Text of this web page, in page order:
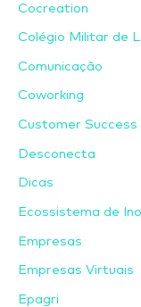
Cocreation
Colégio Militar de
Comunicação
Coworking
Customer Success
Desconecta
Dicas
Ecossistema de
Empresas
Empresas Virtuais
Epagri